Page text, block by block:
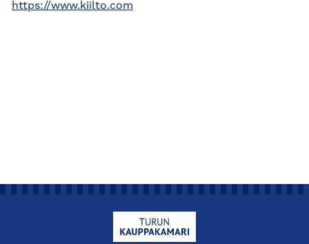
https://www.kiilto.com